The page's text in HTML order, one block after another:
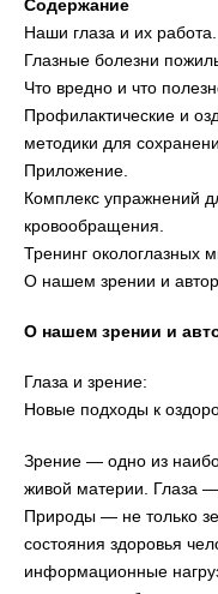
Содержание
Наши глаза и их работа.
Глазные болезни
Что вредно и что
Профилактические и
методики для
Приложение.
Комплекс упражнений
кровообращения.
Тренинг окологлазных
О нашем зрении и
О нашем зрении и
Глаза и зрение:
Новые подходы к
Зрение — одно из
живой материи. Глаза
Природы — не только
состояния здоровья
информационные